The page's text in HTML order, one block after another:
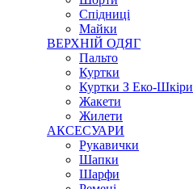
Спідниці
Майки
ВЕРХНІЙ ОДЯГ
Пальто
Куртки
Куртки З Еко-Шкіри
Жакети
Жилети
АКСЕСУАРИ
Рукавички
Шапки
Шарфи